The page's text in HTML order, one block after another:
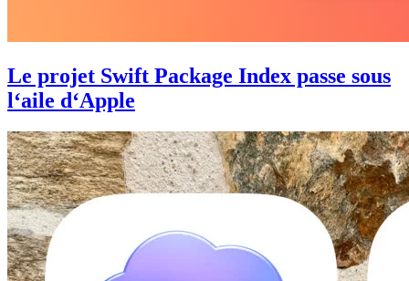
Le projet Swift Package Index passe sous
l‘aile d‘Apple